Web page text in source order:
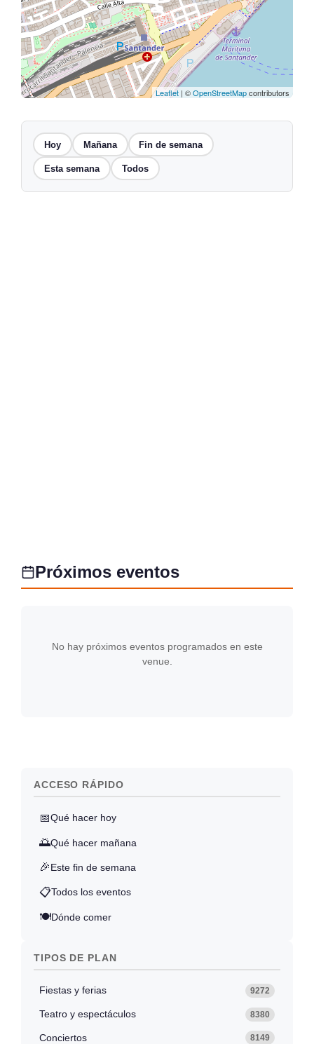
Leaflet | ©OpenStreetMapcontributors
Hoy Mañana Fin de semana
Esta semana Todos
Próximos eventos
No hay próximos eventos programados en este
venue.
ACCESO RÁPIDO
📅Qué hacer hoy
🌅Qué hacer mañana
🎉Este fin de semana
📋Todos los eventos
🍽️Dónde comer
TIPOS DE PLAN
Fiestas y ferias 9272
Teatro y espectáculos 8380
Conciertos 8149